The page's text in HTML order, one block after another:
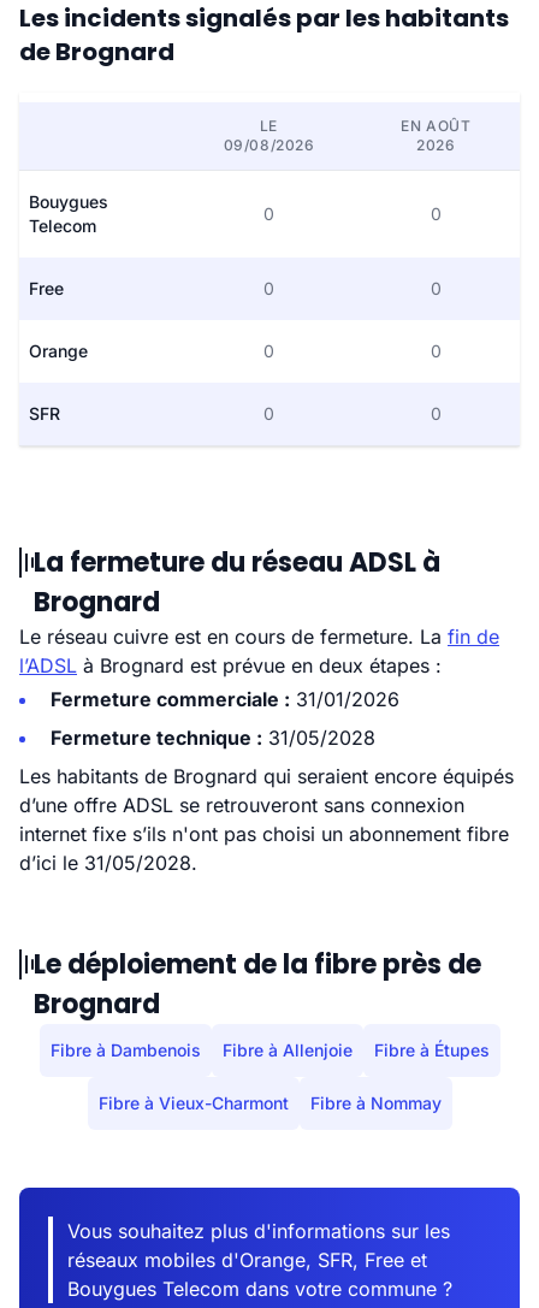
Les incidents signalés par les habitants
de Brognard
LE
09/08/2026
EN AOÛT
2026
Bouygues
Telecom
0 0
Free 0 0
Orange 0 0
SFR 0 0
La fermeture du réseau ADSL à
Brognard
Le réseau cuivre est en cours de fermeture. La fin de
l’ADSL à Brognard est prévue en deux étapes :
Fermeture commerciale : 31/01/2026
Fermeture technique : 31/05/2028
Les habitants de Brognard qui seraient encore équipés
d’une offre ADSL se retrouveront sans connexion
internet fixe s’ils n'ont pas choisi un abonnement fibre
d’ici le 31/05/2028.
Le déploiement de la fibre près de
Brognard
Fibre à Dambenois Fibre à Allenjoie Fibre à Étupes
Fibre à Vieux-Charmont Fibre à Nommay
Vous souhaitez plus d'informations sur les
réseaux mobiles d'Orange, SFR, Free et
Bouygues Telecom dans votre commune ?